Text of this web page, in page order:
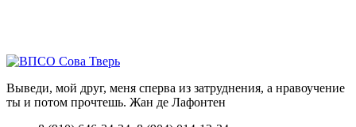
Выведи, мой друг, меня сперва из затруднения, а нравоучение
ты и потом прочтешь. Жан де Лафонтен